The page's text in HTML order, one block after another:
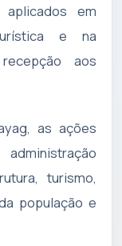
em
e na
aos
as ações
turismo,
população e